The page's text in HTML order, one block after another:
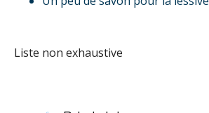
Liste non exhaustive